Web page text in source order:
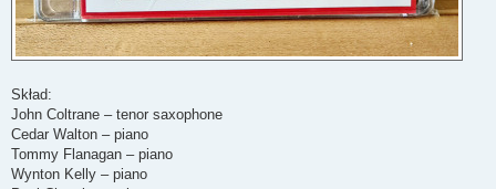
Skład:
John Coltrane – tenor saxophone
Cedar Walton – piano
Tommy Flanagan – piano
Wynton Kelly – piano